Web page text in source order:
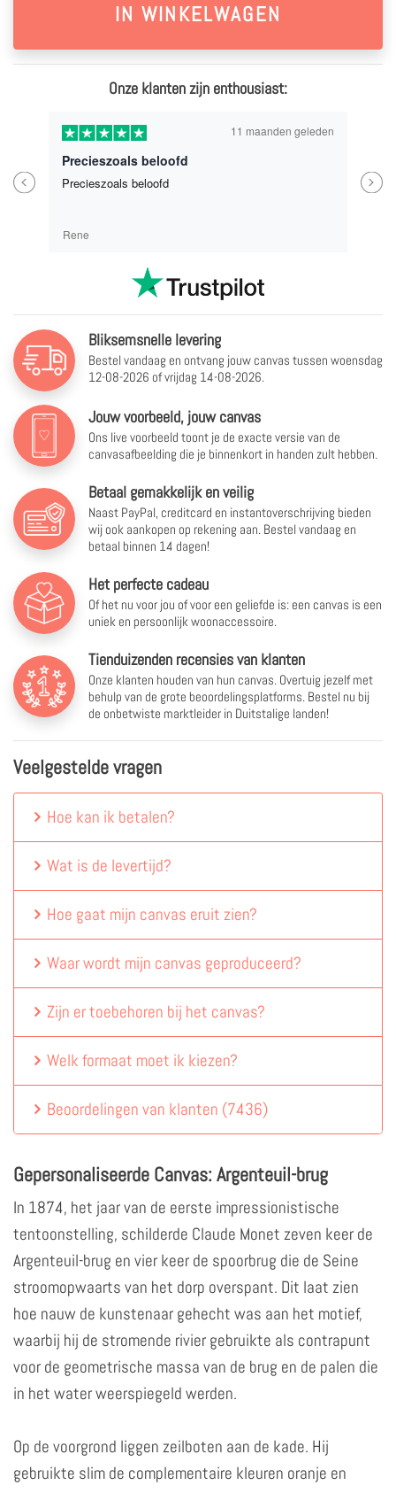
Onze klanten zijn enthousiast:
Previous
11 maanden geleden
Eindresultaat is heel
beetje spijt had dat ik
Next
Bliksemsnelle levering
Bestel vandaag en ontvang jouw canvas tussen woensdag
12-08-2026 of vrijdag 14-08-2026.
Jouw voorbeeld, jouw canvas
Ons live voorbeeld toont je de exacte versie van de
canvasafbeelding die je binnenkort in handen zult hebben.
Betaal gemakkelijk en veilig
Naast PayPal, creditcard en instantoverschrijving bieden
wij ook aankopen op rekening aan. Bestel vandaag en
betaal binnen 14 dagen!
Het perfecte cadeau
Of het nu voor jou of voor een geliefde is: een canvas is een
uniek en persoonlijk woonaccessoire.
Tienduizenden recensies van klanten
Onze klanten houden van hun canvas. Overtuig jezelf met
behulp van de grote beoordelingsplatforms. Bestel nu bij
de onbetwiste marktleider in Duitstalige landen!
Veelgestelde vragen
Hoe kan ik betalen?
Wat is de levertijd?
Hoe gaat mijn canvas eruit zien?
Waar wordt mijn canvas geproduceerd?
Zijn er toebehoren bij het canvas?
Welk formaat moet ik kiezen?
Beoordelingen van klanten (7436)
Gepersonaliseerde Canvas: Argenteuil-brug
In 1874, het jaar van de eerste impressionistische
tentoonstelling, schilderde Claude Monet zeven keer de
Argenteuil-brug en vier keer de spoorbrug die de Seine
stroomopwaarts van het dorp overspant. Dit laat zien
hoe nauw de kunstenaar gehecht was aan het motief,
waarbij hij de stromende rivier gebruikte als contrapunt
voor de geometrische massa van de brug en de palen die
in het water weerspiegeld werden.
Op de voorgrond liggen zeilboten aan de kade. Hij
gebruikte slim de complementaire kleuren oranje en